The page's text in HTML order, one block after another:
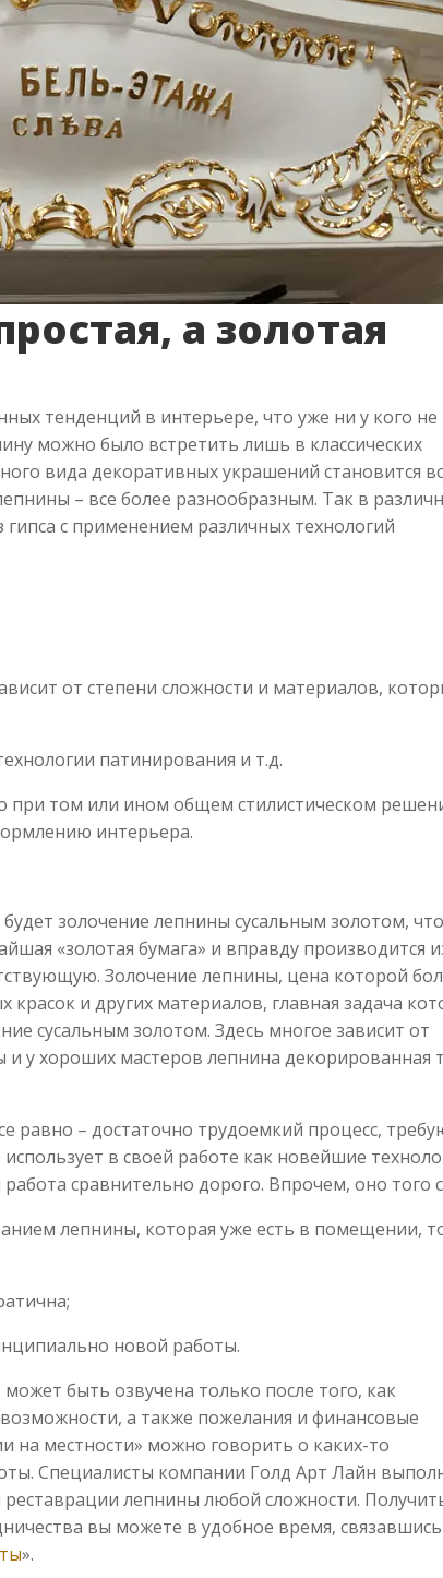
а золотая
тенденций в интерьере, что уже ни у кого не
можно было встретить лишь в классических
вида декоративных украшений становится
– все более разнообразным. Так в
с применением различных технологий
от степени сложности и материалов,
патинирования и т.д.
при том или ином общем стилистическом
интерьера.
золочение лепнины сусальным золотом, что
«золотая бумага» и вправду производится
Золочение лепнины, цена которой
и других материалов, главная задача
сусальным золотом. Здесь многое зависит от
у хороших мастеров лепнина декорированная
равно – достаточно трудоемкий процесс,
в своей работе как новейшие
сравнительно дорого. Впрочем, оно того
лепнины, которая уже есть в помещении,
новой работы.
быть озвучена только после того, как
а также пожелания и финансовые
на местности» можно говорить о каких-то
Специалисты компании Голд Арт Лайн
лепнины любой сложности.
вы можете в удобное время, связавшись
».